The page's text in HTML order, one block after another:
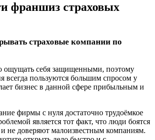
франшиз страховых
страховые компании по
себя защищенными, поэтому
всегда пользуются большим спросом у
бизнес в данной сфере прибыльным и
фирмы с нуля достаточно трудоёмкое
является тот факт, что люди боятся
не доверяют малоизвестным компаниям.